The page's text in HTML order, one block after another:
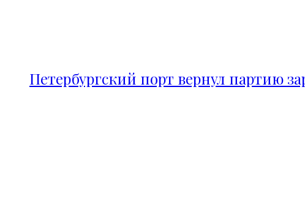
Петербургский порт вернул партию